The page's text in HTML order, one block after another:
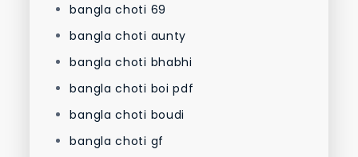
bangla choti 69
bangla choti aunty
bangla choti bhabhi
bangla choti boi pdf
bangla choti boudi
bangla choti gf